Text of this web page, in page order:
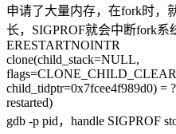
申请了大量内存，在fork时，
长，SIGPROF就会中断fork系
ERESTARTNOINTR
clone(child_stack=NULL,
child_tidptr=0x7fcee4f989d0) =
restarted)
gdb -p pid，handle SIGPROF